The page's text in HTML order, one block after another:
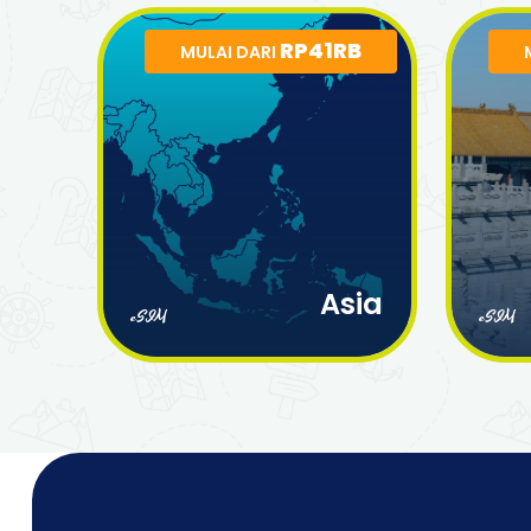
MULAI DARI RP41RB
eSIM Asia eSIM